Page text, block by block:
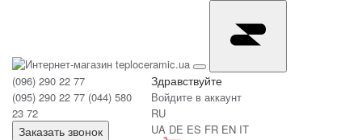
(096) 290 22 77
(095) 290 22 77 (044) 580
23 72
Заказать звонок
Здравствуйте
Войдите в аккаунт
RU
UA DE ES FR EN IT